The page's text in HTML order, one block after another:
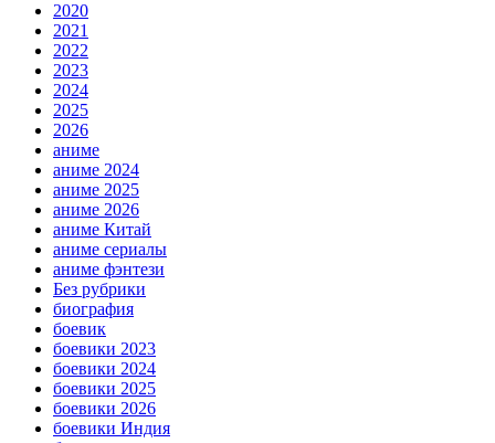
2020
2021
2022
2023
2024
2025
2026
аниме
аниме 2024
аниме 2025
аниме 2026
аниме Китай
аниме сериалы
аниме фэнтези
Без рубрики
биография
боевик
боевики 2023
боевики 2024
боевики 2025
боевики 2026
боевики Индия